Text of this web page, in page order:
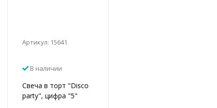
Артикул: 15641
В наличии
Свеча в торт "Disco
party", цифра "5"